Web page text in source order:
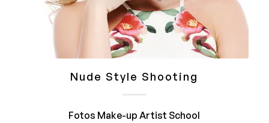
Nude Style Shooting
Fotos Make-up Artist School